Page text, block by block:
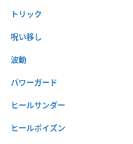
トリック
呪い移し
波動
パワーガード
ヒールサンダー
ヒールポイズン